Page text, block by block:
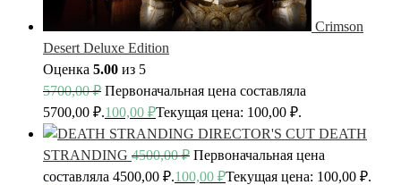
Crimson
Desert Deluxe Edition
Оценка 5.00 из 5
5700,00₽ Первоначальная цена составляла
5700,00 ₽.100,00 ₽Текущая цена: 100,00 ₽.
DEATH
STRANDING 4500,00₽ Первоначальная цена
составляла 4500,00 ₽.100,00 ₽Текущая цена: 100,00 ₽.